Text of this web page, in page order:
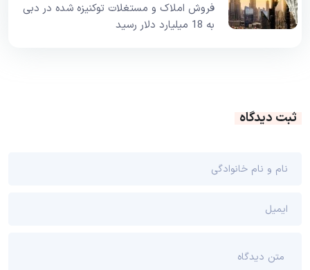
فروش املاک و مستغلات توکنیزه شده در دبی
به 18 میلیارد دلار رسید
ثبت دیدگاه